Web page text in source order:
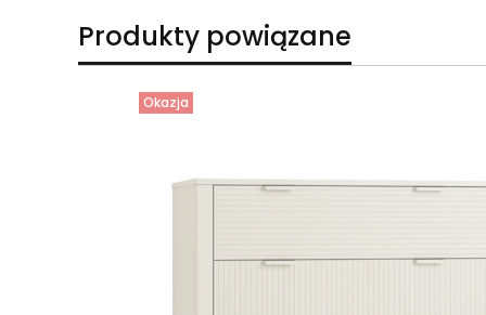
Produkty powiązane
Okazja